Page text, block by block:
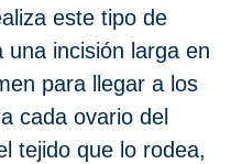
este tipo de
incisión larga en
para llegar a los
cada ovario del
tejido que lo rodea,